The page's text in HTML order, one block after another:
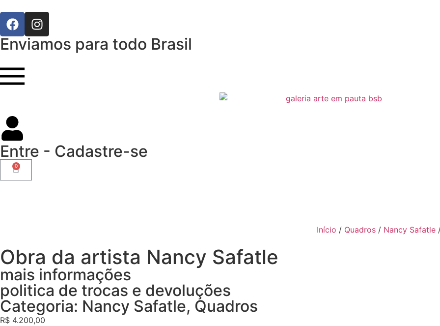
Enviamos para todo Brasil
Entre - Cadastre-se
0
Início / Quadros / Nancy Safatle
Obra da artista Nancy Safatle
mais informações
politica de trocas e devoluções
Categoria: Nancy Safatle, Quadros
R$ 4.200,00